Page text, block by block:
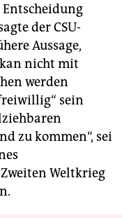
der CSU-
Aussage,
nicht mit
werden
sein
zu kommen“, sei
Weltkrieg